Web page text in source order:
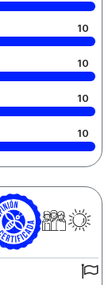
10
10
10
10